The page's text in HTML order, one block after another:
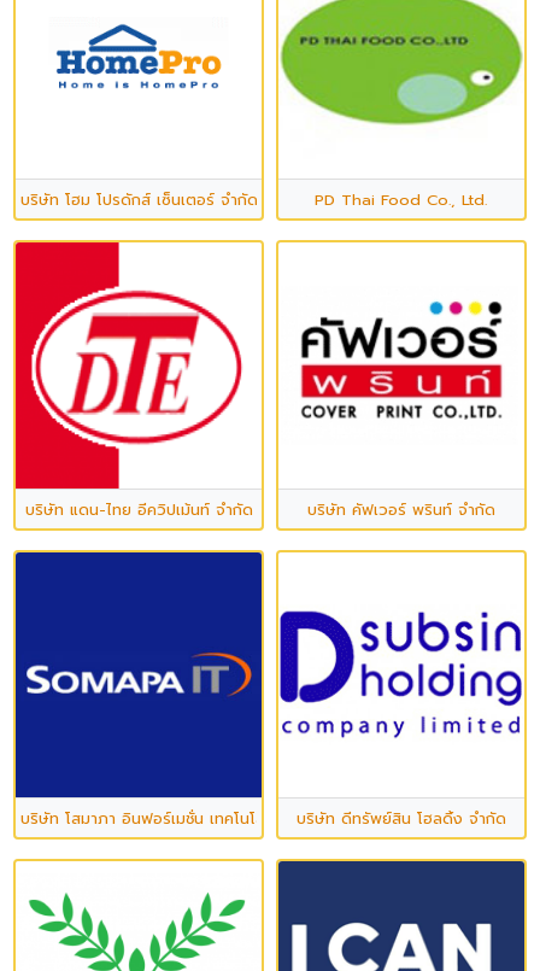
บริษัท โฮม โปรดักส์ เซ็นเตอร์ จำกัด (มหาชน)PD Thai Food Co., Ltd.
บริษัท แดน-ไทย อีควิปเม้นท์ จำกัด บริษัท คัฟเวอร์ พรินท์ จำกัด
บริษัท โสมาภา อินฟอร์เมชั่น เทคโนโลยี จำกัด (มหาชน)บริษัท ดีทรัพย์สิน โฮลดิ้ง จำกัด